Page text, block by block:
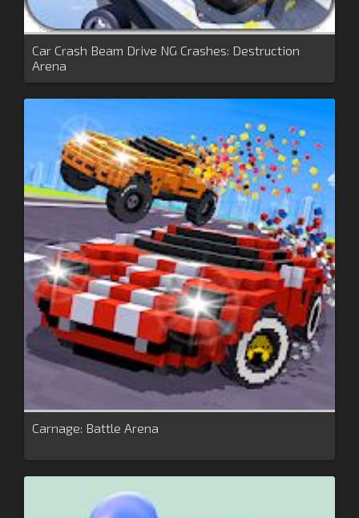
Car Crash Beam Drive NG Crashes: Destruction
Arena
Carnage: Battle Arena